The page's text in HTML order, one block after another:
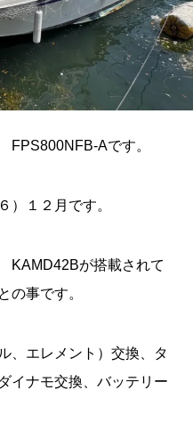
Aです。
）１２月です。
KAMD42Bが搭載されて
の事です。
、エレメント）交換、タ
イナモ交換、バッテリー